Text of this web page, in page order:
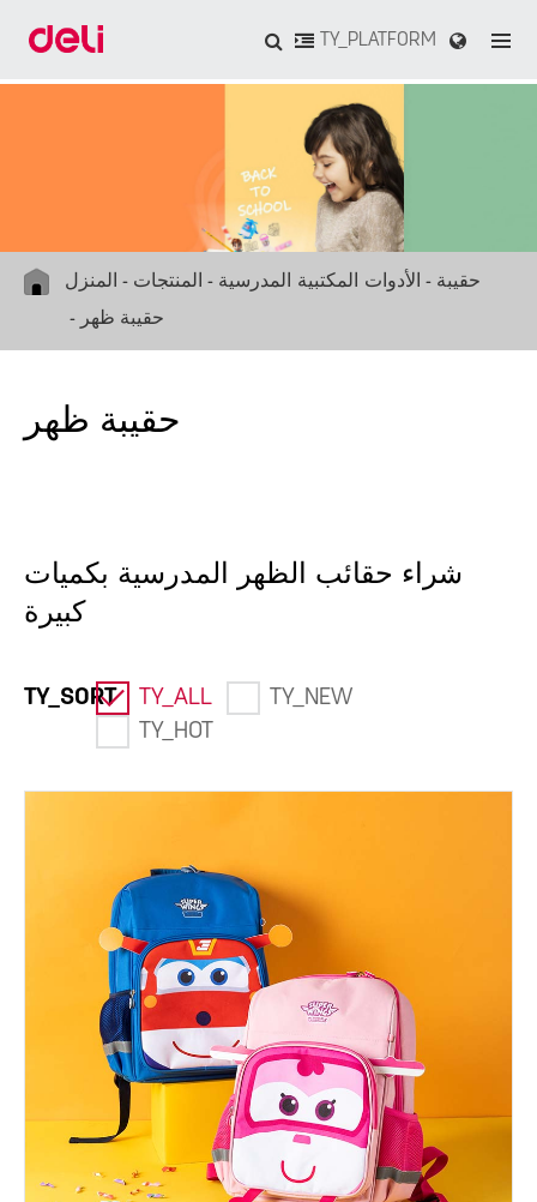
TY_PLATFORM
المنزل المنتجات الأدوات المكتبية المدرسية
حقيبة
حقيبة ظهر
حقيبة ظهر
شراء حقائب الظهر المدرسية بكميات
كبيرة
TY_SORT TY_ALL
TY_NEW
TY_HOT